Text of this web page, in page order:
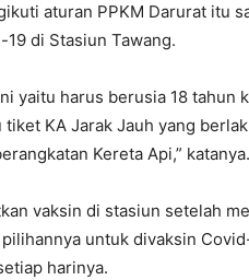
aturan PPKM Darurat itu
di Stasiun Tawang.
yaitu harus berusia 18 tahun
KA Jarak Jauh yang
Kereta Api,” katanya.
vaksin di stasiun setelah
untuk divaksin
harinya.